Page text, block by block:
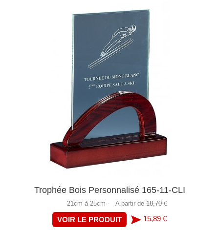
Trophée Bois Personnalisé 165-11-CLI
21cm à 25cm - A partir de 18,70 €
VOIR LE PRODUIT 15,89 €